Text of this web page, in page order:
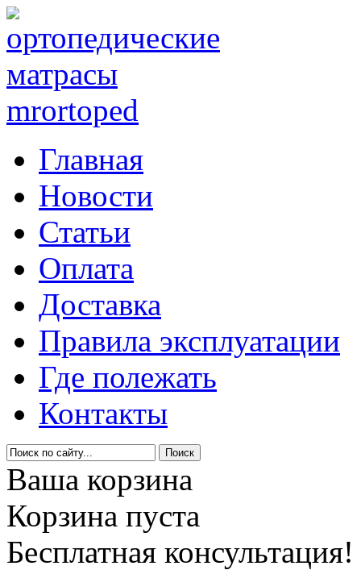
Главная
Новости
Статьи
Оплата
Доставка
Правила эксплуатации
Где полежать
Контакты
Ваша корзина
Корзина пуста
Бесплатная консультация!